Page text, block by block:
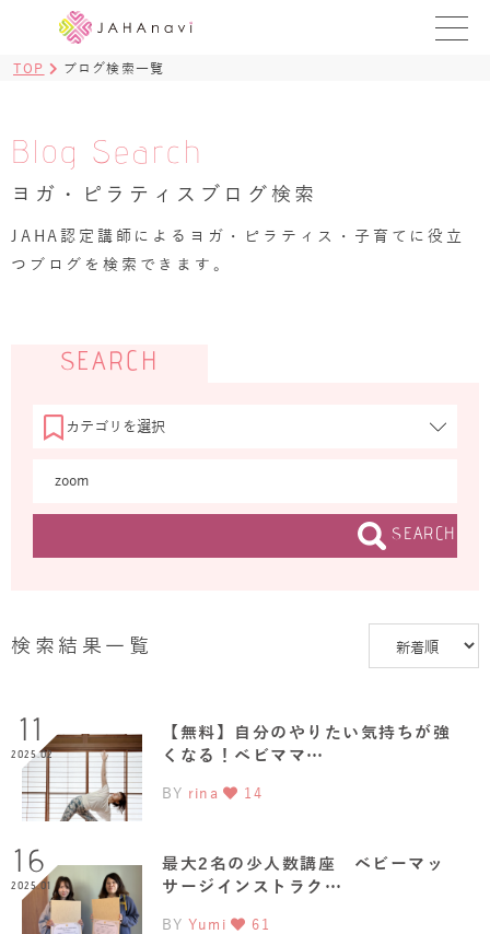
BLOG
ヨガ資格講座 ›
TOP ブログ検索一覧
Blog Search
ヨガ・ピラティスブログ検索
JAHA認定講師によるヨガ・ピラティス・子育てに役立
つブログを検索できます。
SEARCH
SEARCH
検索結果一覧
11
2025.02
【無料】自分のやりたい気持ちが強
くなる！ベビママ…
BY rina 14
16
2025.01
最大2名の少人数講座 ベビーマッ
サージインストラク…
BY Yumi 61